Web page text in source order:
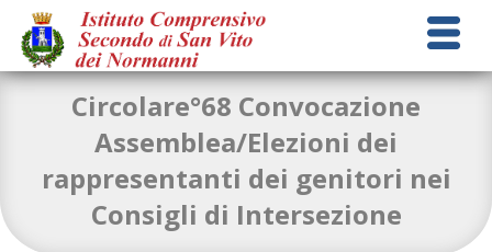
Circolare°68 Convocazione
Assemblea/Elezioni dei
rappresentanti dei genitori nei
Consigli di Intersezione
circolare n. 68 Convocazione assemblea elezione dei
rappresentanti dei genitori nei consigli di intersezione-
1